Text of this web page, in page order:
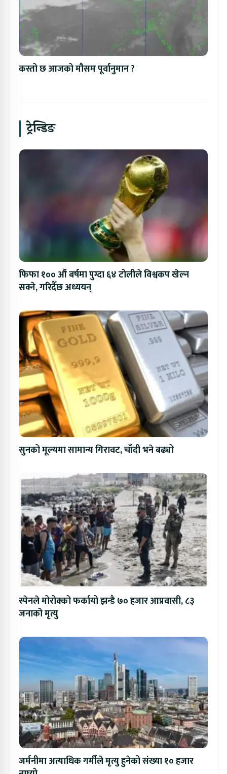
कस्तो छ आजको मौसम पूर्वानुमान ?
ट्रेन्डिङ
फिफा १०० औं बर्षमा पुग्दा ६४ टोलीले विश्वकप खेल्न
सक्ने, गरिदैँछ अध्ययन्
सुनको मूल्यमा सामान्य गिरावट, चाँदी भने बढ्यो
स्पेनले मोरोक्को फर्कायो झन्डै ७० हजार आप्रवासी, ८३
जनाको मृत्यु
जर्मनीमा अत्याधिक गर्मीले मृत्यु हुनेको संख्या १० हजार